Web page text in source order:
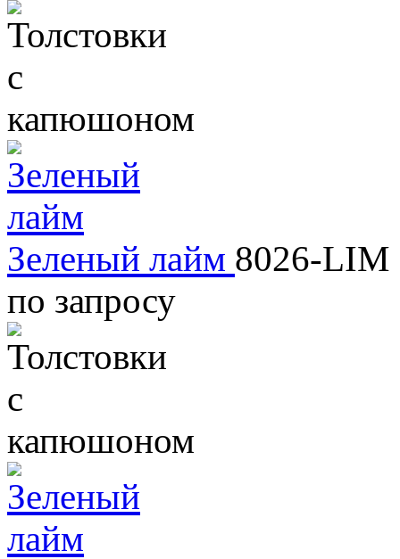
Зеленый лайм 8026-LIM
по запросу